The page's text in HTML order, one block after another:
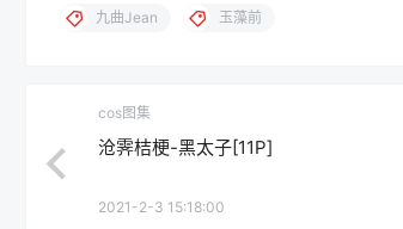
九曲Jean 玉藻前
cos图集
沧霁桔梗-黑太子[11P]
2021-2-3 15:18:00